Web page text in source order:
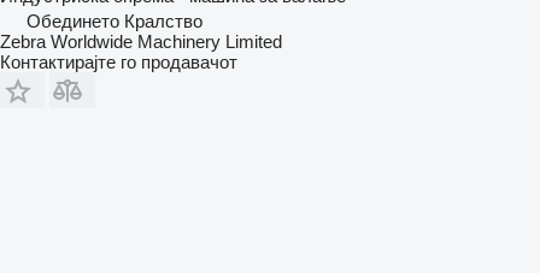
Обединето Кралство
Zebra Worldwide Machinery Limited
Контактирајте го продавачот